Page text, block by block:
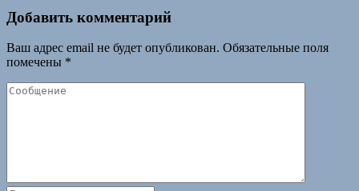
Добавить комментарий
Ваш адрес email не будет опубликован. Обязательные поля
помечены *